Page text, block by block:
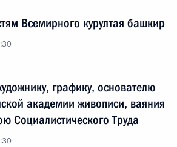
Всемирного курултая башкир
графику, основателю
академии живописи, ваяния
Социалистического Труда